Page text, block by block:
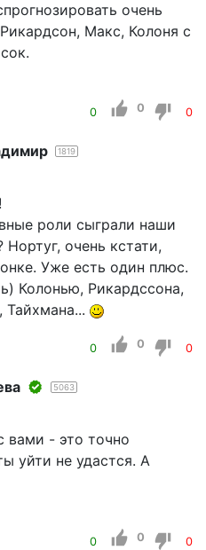
очень
Макс, Колоня с
0 0 0
1819
роли сыграли наши
очень кстати,
Уже есть один плюс.
Колонью, Рикардссона,
Тайхмана...
0 0 0
5063
вами - это точно
уйти не удастся. А
0 0 0